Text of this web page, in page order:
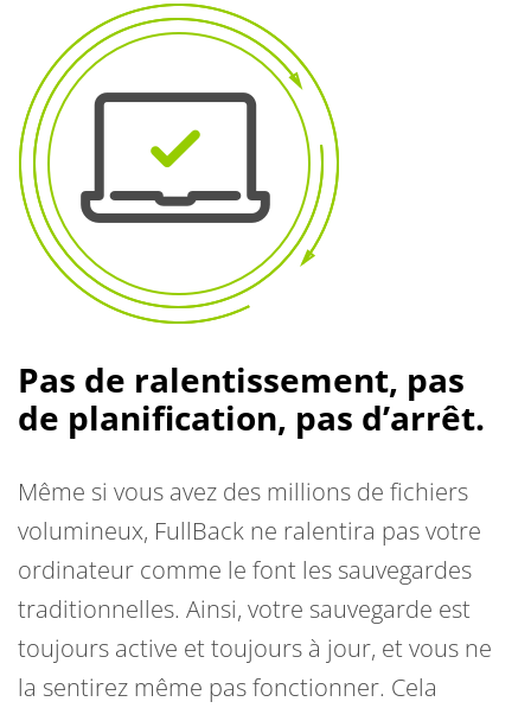
Pas de ralentissement, pas
de planification, pas d’arrêt.
Même si vous avez des millions de fichiers
volumineux, FullBack ne ralentira pas votre
ordinateur comme le font les sauvegardes
traditionnelles. Ainsi, votre sauvegarde est
toujours active et toujours à jour, et vous ne
la sentirez même pas fonctionner. Cela